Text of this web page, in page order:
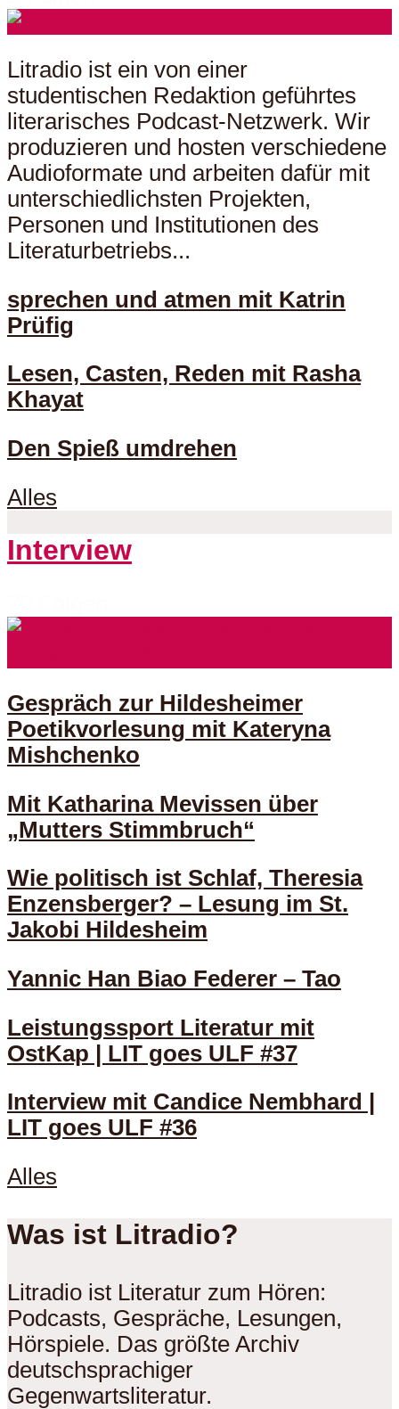
Litradio ist ein von einer
studentischen Redaktion geführtes
literarisches Podcast-Netzwerk. Wir
produzieren und hosten verschiedene
Audioformate und arbeiten dafür mit
unterschiedlichsten Projekten,
Personen und Institutionen des
Literaturbetriebs...
sprechen und atmen mit Katrin
Prüfig
Lesen, Casten, Reden mit Rasha
Khayat
Den Spieß umdrehen
Alles
Interview
Gespräch zur Hildesheimer
Poetikvorlesung mit Kateryna
Mishchenko
Mit Katharina Mevissen über
„Mutters Stimmbruch“
Wie politisch ist Schlaf, Theresia
Enzensberger? – Lesung im St.
Jakobi Hildesheim
Yannic Han Biao Federer – Tao
Leistungssport Literatur mit
OstKap | LIT goes ULF #37
Interview mit Candice Nembhard |
LIT goes ULF #36
Alles
Was ist Litradio?
Litradio ist Literatur zum Hören:
Podcasts, Gespräche, Lesungen,
Hörspiele. Das größte Archiv
deutschsprachiger
Gegenwartsliteratur.